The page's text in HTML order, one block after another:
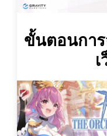
ขั้นตอนกา